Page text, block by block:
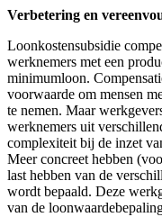
Verbetering en
Loonkostensubsidie
werknemers met een
minimumloon.
voorwaarde om mensen
te nemen. Maar
werknemers uit
complexiteit bij de inzet
Meer concreet hebben
last hebben van de
wordt bepaald. Deze
van de